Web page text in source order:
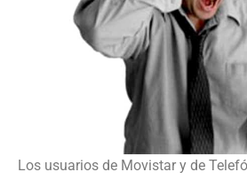
Los usuarios de Movistar y de